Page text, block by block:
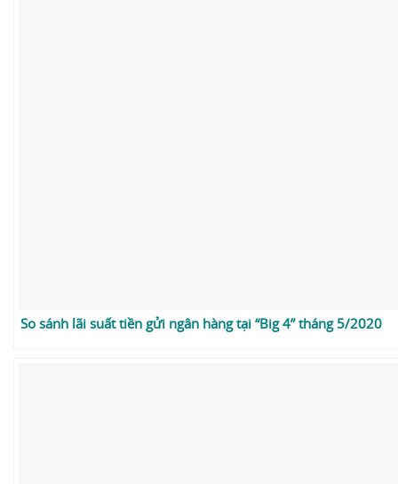
So sánh lãi suất tiền gửi ngân hàng tại “Big 4” tháng 5/2020